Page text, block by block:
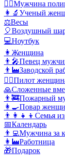
👮‍♂️Мужчина
👩‍🔬 Ученый
⚖️Весы
🎈Воздушный
💻Ноутбук
👩 Женщина
👨‍🎤Певец
👨‍🏭Заводской
👩‍✈️Пилот
🙏Сложенные
👨‍🚒Пожарный
👩‍🍳Повар
👨‍👩‍👧‍👦 Семья
📅Календарь
👨‍💻Мужчина за
👩‍🏭Работница
🎁Подарок